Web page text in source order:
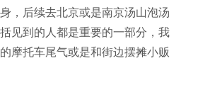
，后续去北京或是南京汤山泡汤
见到的人都是重要的一部分，我
摩托车尾气或是和街边摆摊小贩